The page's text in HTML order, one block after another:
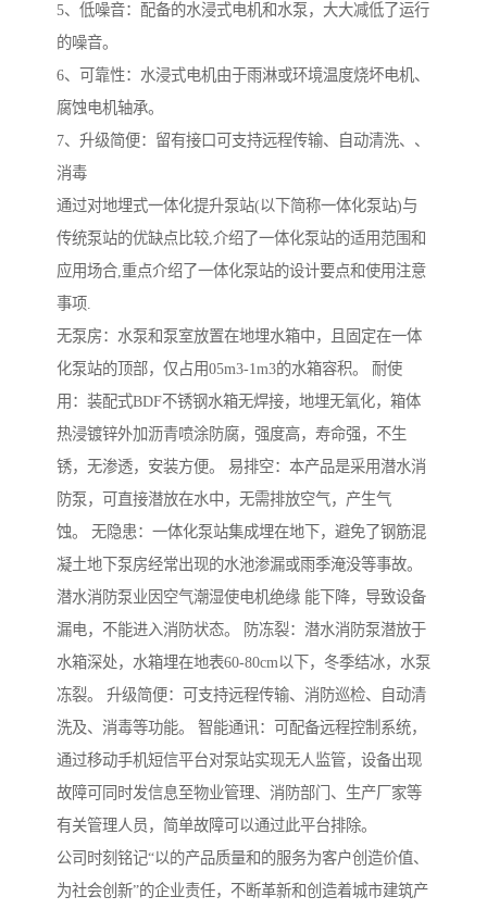
5、低噪音：配备的水浸式电机和水泵，大大减低了运行
的噪音。
6、可靠性：水浸式电机由于雨淋或环境温度烧坏电机、
腐蚀电机轴承。
7、升级简便：留有接口可支持远程传输、自动清洗、、
消毒
通过对地埋式一体化提升泵站(以下简称一体化泵站)与
传统泵站的优缺点比较,介绍了一体化泵站的适用范围和
应用场合,重点介绍了一体化泵站的设计要点和使用注意
事项.
无泵房：水泵和泵室放置在地埋水箱中，且固定在一体
化泵站的顶部，仅占用05m3-1m3的水箱容积。 耐使
用：装配式BDF不锈钢水箱无焊接，地埋无氧化，箱体
热浸镀锌外加沥青喷涂防腐，强度高，寿命强，不生
锈，无渗透，安装方便。 易排空：本产品是采用潜水消
防泵，可直接潜放在水中，无需排放空气，产生气
蚀。 无隐患：一体化泵站集成埋在地下，避免了钢筋混
凝土地下泵房经常出现的水池渗漏或雨季淹没等事故。
潜水消防泵业因空气潮湿使电机绝缘 能下降，导致设备
漏电，不能进入消防状态。 防冻裂：潜水消防泵潜放于
水箱深处，水箱埋在地表60-80cm以下，冬季结冰，水泵
冻裂。 升级简便：可支持远程传输、消防巡检、自动清
洗及、消毒等功能。 智能通讯：可配备远程控制系统，
通过移动手机短信平台对泵站实现无人监管，设备出现
故障可同时发信息至物业管理、消防部门、生产厂家等
有关管理人员，简单故障可以通过此平台排除。
公司时刻铭记“以的产品质量和的服务为客户创造价值、
为社会创新”的企业责任，不断革新和创造着城市建筑产